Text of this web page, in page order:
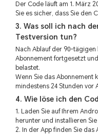
Der Code läuft am 1. März
Sie es sicher, dass Sie den
3. Was soll ich nach
Testversion tun?
Nach Ablauf der 90-
Abonnement fortgesetzt
belastet.
Wenn Sie das Abonnement
mindestens 24 Stunden vor
4. Wie löse ich den
1. Laden Sie auf Ihrem
herunter und installieren Sie
2. In der App finden Sie